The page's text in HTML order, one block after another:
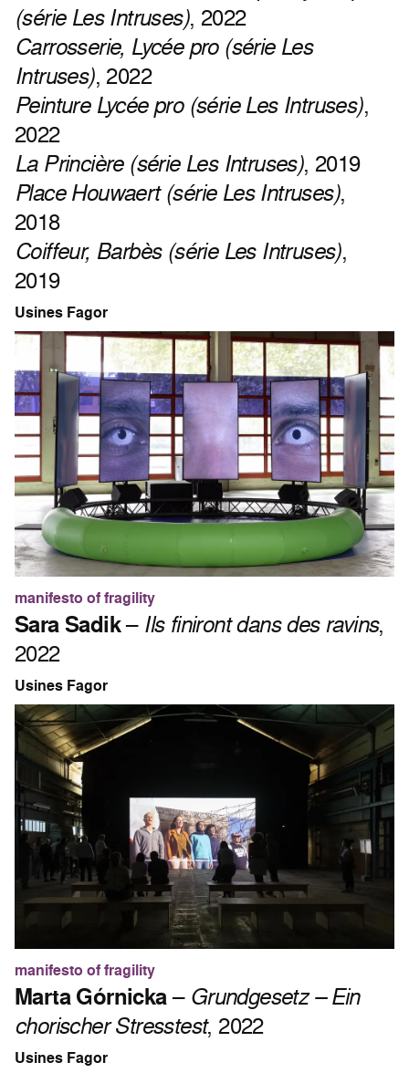
(série Les Intruses), 2022
Carrosserie, Lycée pro (série Les
Intruses), 2022
Peinture Lycée pro (série Les Intruses),
2022
La Princière (série Les Intruses), 2019
Place Houwaert (série Les Intruses),
2018
Coiffeur, Barbès (série Les Intruses),
2019
Usines Fagor
manifesto of fragility
Sara Sadik– Ils finiront dans des ravins,
2022
Usines Fagor
manifesto of fragility
Marta Górnicka– Grundgesetz – Ein
chorischer Stresstest, 2022
Usines Fagor